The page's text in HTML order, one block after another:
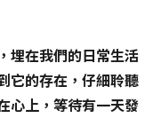
埋在我們的日常生活
它的存在，仔細聆聽
心上，等待有一天發